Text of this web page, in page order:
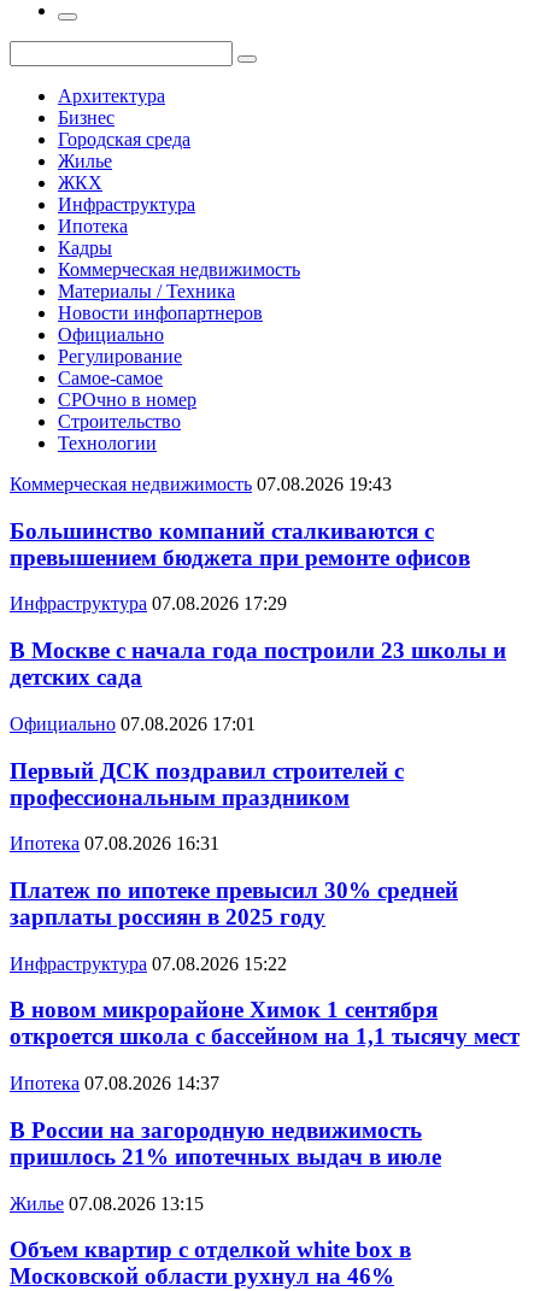
Архитектура
Бизнес
Городская среда
Жилье
ЖКХ
Инфраструктура
Ипотека
Кадры
Коммерческая недвижимость
Материалы / Техника
Новости инфопартнеров
Официально
Регулирование
Самое-самое
СРОчно в номер
Строительство
Технологии
Коммерческая недвижимость 07.08.2026 19:43
Большинство компаний сталкиваются с
превышением бюджета при ремонте офисов
Инфраструктура 07.08.2026 17:29
В Москве с начала года построили 23 школы и
детских сада
Официально 07.08.2026 17:01
Первый ДСК поздравил строителей с
профессиональным праздником
Ипотека 07.08.2026 16:31
Платеж по ипотеке превысил 30% средней
зарплаты россиян в 2025 году
Инфраструктура 07.08.2026 15:22
В новом микрорайоне Химок 1 сентября
откроется школа с бассейном на 1,1 тысячу мест
Ипотека 07.08.2026 14:37
В России на загородную недвижимость
пришлось 21% ипотечных выдач в июле
Жилье 07.08.2026 13:15
Объем квартир с отделкой white box в
Московской области рухнул на 46%